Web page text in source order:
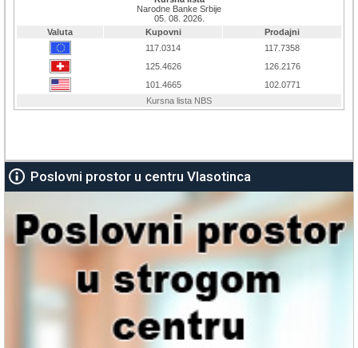
Poslovni prostor u centru Vlasotinca